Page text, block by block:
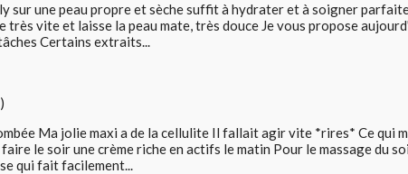
sur une peau propre et sèche suffit à hydrater et à soigner
très vite et laisse la peau mate, très douce Je vous propose
Certains extraits...
)
Ma jolie maxi a de la cellulite Il fallait agir vite *rires* Ce qui
le soir une crème riche en actifs le matin Pour le massage du
qui fait facilement...